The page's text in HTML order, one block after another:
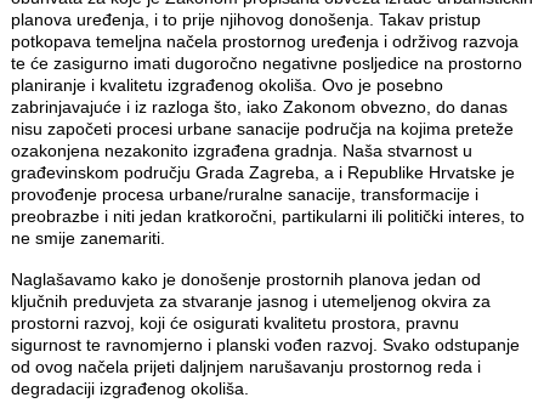
planova uređenja, i to prije njihovog donošenja. Takav pristup
potkopava temeljna načela prostornog uređenja i održivog razvoja
te će zasigurno imati dugoročno negativne posljedice na prostorno
planiranje i kvalitetu izgrađenog okoliša. Ovo je posebno
zabrinjavajuće i iz razloga što, iako Zakonom obvezno, do danas
nisu započeti procesi urbane sanacije područja na kojima preteže
ozakonjena nezakonito izgrađena gradnja. Naša stvarnost u
građevinskom području Grada Zagreba, a i Republike Hrvatske je
provođenje procesa urbane/ruralne sanacije, transformacije i
preobrazbe i niti jedan kratkoročni, partikularni ili politički interes, to
ne smije zanemariti.
Naglašavamo kako je donošenje prostornih planova jedan od
ključnih preduvjeta za stvaranje jasnog i utemeljenog okvira za
prostorni razvoj, koji će osigurati kvalitetu prostora, pravnu
sigurnost te ravnomjerno i planski vođen razvoj. Svako odstupanje
od ovog načela prijeti daljnjem narušavanju prostornog reda i
degradaciji izgrađenog okoliša.